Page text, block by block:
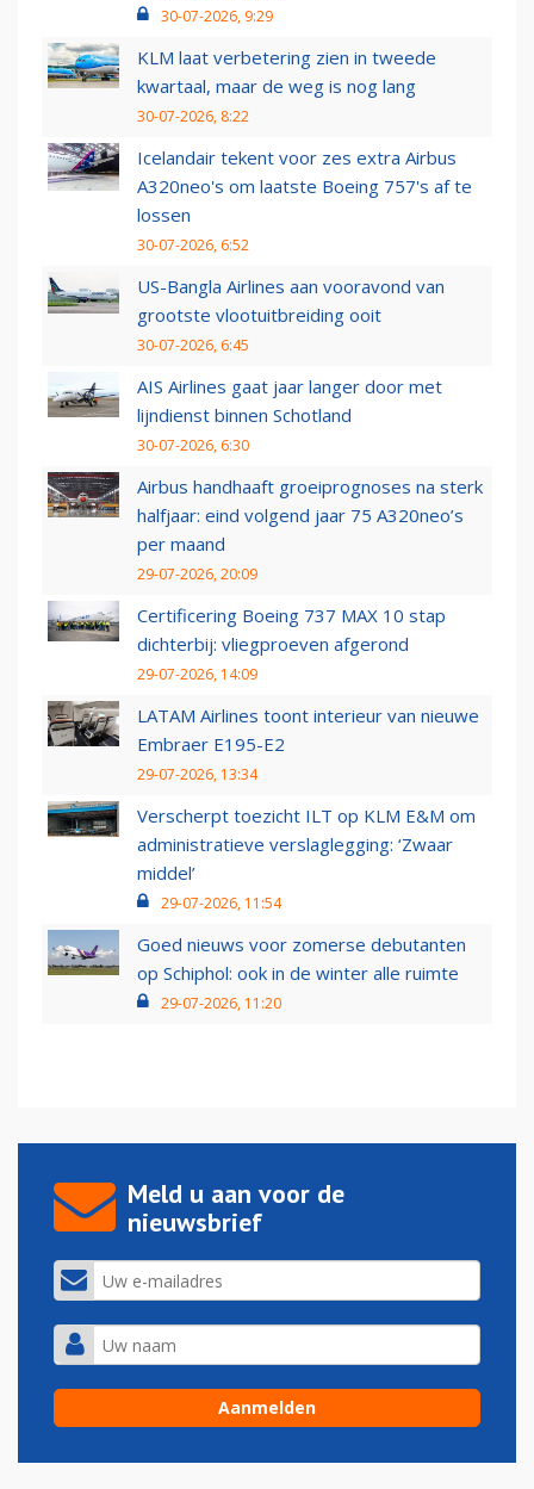
30-07-2026, 9:29
KLM laat verbetering zien in tweede
kwartaal, maar de weg is nog lang
30-07-2026, 8:22
Icelandair tekent voor zes extra Airbus
A320neo's om laatste Boeing 757's af te
lossen
30-07-2026, 6:52
US-Bangla Airlines aan vooravond van
grootste vlootuitbreiding ooit
30-07-2026, 6:45
AIS Airlines gaat jaar langer door met
lijndienst binnen Schotland
30-07-2026, 6:30
Airbus handhaaft groeiprognoses na sterk
halfjaar: eind volgend jaar 75 A320neo’s
per maand
29-07-2026, 20:09
Certificering Boeing 737 MAX 10 stap
dichterbij: vliegproeven afgerond
29-07-2026, 14:09
LATAM Airlines toont interieur van nieuwe
Embraer E195-E2
29-07-2026, 13:34
Verscherpt toezicht ILT op KLM E&M om
administratieve verslaglegging: ‘Zwaar
middel’
29-07-2026, 11:54
Goed nieuws voor zomerse debutanten
op Schiphol: ook in de winter alle ruimte
29-07-2026, 11:20
Meld u aan voor de
nieuwsbrief